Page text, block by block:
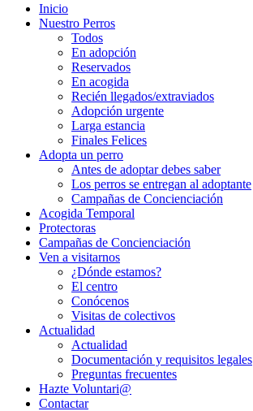
Inicio
Nuestro Perros
Todos
En adopción
Reservados
En acogida
Recién llegados/extraviados
Adopción urgente
Larga estancia
Finales Felices
Adopta un perro
Antes de adoptar debes saber
Los perros se entregan al adoptante
Campañas de Concienciación
Acogida Temporal
Protectoras
Campañas de Concienciación
Ven a visitarnos
¿Dónde estamos?
El centro
Conócenos
Visitas de colectivos
Actualidad
Actualidad
Documentación y requisitos legales
Preguntas frecuentes
Hazte Voluntari@
Contactar